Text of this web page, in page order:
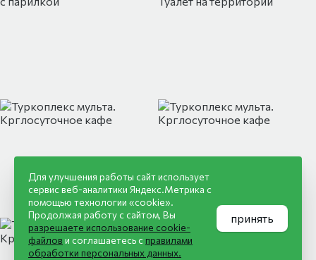
Туркоплекс Мульта. Душевая в банеТуркоплекс Мульта. Туалет
Туркоплекс мульта. Летний душТуркоплекс мульта. Баня с
Для улучшения работы сайт использует
сервис веб-аналитики Яндекс.Метрика с
помощью технологии «cookie».
Продолжая работу с сайтом, Вы
разрешаете использование cookie-
файлов и соглашаетесь с правилами
обработки персональных данных.
принять